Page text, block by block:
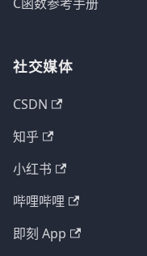
C函数参考手册
社交媒体
CSDN
知乎
小红书
哔哩哔哩
即刻 App